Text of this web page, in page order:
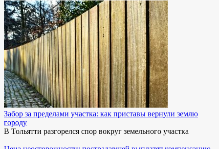
Забор за пределами участка: как приставы вернули землю
городу
В Тольятти разгорелся спор вокруг земельного участка